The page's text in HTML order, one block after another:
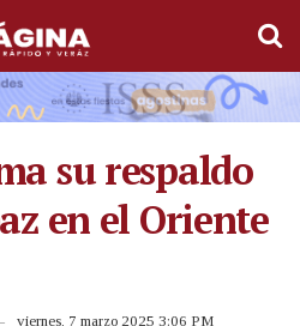
su respaldo
en el Oriente
viernes, 7 marzo 2025 3:06 PM